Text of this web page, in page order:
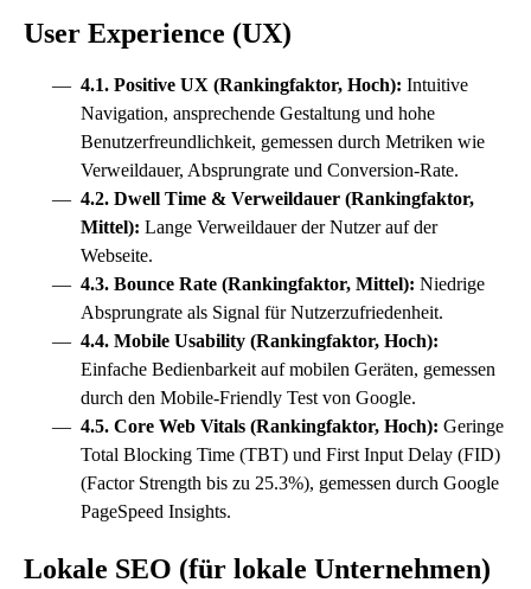
User Experience (UX)
4.1. Positive UX (Rankingfaktor, Hoch): Intuitive
Navigation, ansprechende Gestaltung und hohe
Benutzerfreundlichkeit, gemessen durch Metriken wie
Verweildauer, Absprungrate und Conversion-Rate.
4.2. Dwell Time & Verweildauer (Rankingfaktor,
Mittel): Lange Verweildauer der Nutzer auf der
Webseite.
4.3. Bounce Rate (Rankingfaktor, Mittel): Niedrige
Absprungrate als Signal für Nutzerzufriedenheit.
4.4. Mobile Usability (Rankingfaktor, Hoch):
Einfache Bedienbarkeit auf mobilen Geräten, gemessen
durch den Mobile-Friendly Test von Google.
4.5. Core Web Vitals (Rankingfaktor, Hoch): Geringe
Total Blocking Time (TBT) und First Input Delay (FID)
(Factor Strength bis zu 25.3%), gemessen durch Google
PageSpeed Insights.
Lokale SEO (für lokale Unternehmen)